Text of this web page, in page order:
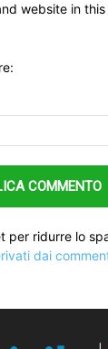
website in
per ridurre lo
dai